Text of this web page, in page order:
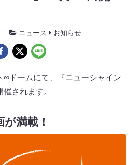
ニュース お知らせ
∞ドームにて、『ニューシャイン
されます。
満載！